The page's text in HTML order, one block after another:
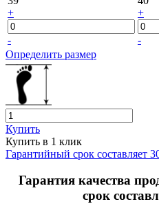
+
-
+
-
Определить размер
Купить
Купить в 1 клик
Гарантийный срок составляет
Гарантия качества
срок